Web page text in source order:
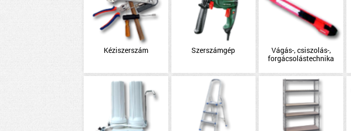
Kéziszerszám Szerszámgép
Vágás-, csiszolás-,
forgácsolástechnika